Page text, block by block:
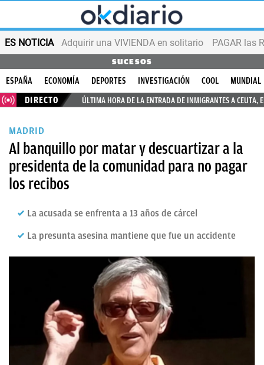
ES NOTICIA Adquirir una VIVIENDA en solitario PAGAR las
SUCESOS
ESPAÑA ECONOMÍA DEPORTES INVESTIGACIÓN COOL
MUNDIAL
DIRECTO
ÚLTIMA HORA DE LA ENTRADA DE INMIGRANTES A CEUTA,
MADRID
Al banquillo por matar y descuartizar a la
presidenta de la comunidad para no pagar
los recibos
La acusada se enfrenta a 13 años de cárcel
La presunta asesina mantiene que fue un accidente